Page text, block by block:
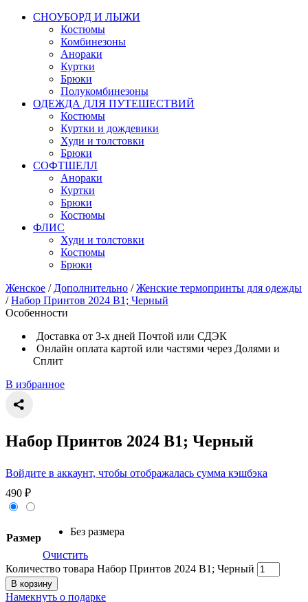
СНОУБОРД И ЛЫЖИ
Костюмы
Комбинезоны
Анораки
Куртки
Брюки
Полукомбинезоны
ОДЕЖДА ДЛЯ ПУТЕШЕСТВИЙ
Костюмы
Куртки и дождевики
Худи и толстовки
Брюки
СОФТШЕЛЛ
Анораки
Куртки
Брюки
Костюмы
ФЛИС
Худи и толстовки
Костюмы
Брюки
Женское / Дополнительно / Женские термопринты для одежды
/ Набор Принтов 2024 В1; Черный
Особенности
Доставка от 3-х дней Почтой или СДЭК
Онлайн оплата картой или частями через Долями и
Сплит
В избранное
Набор Принтов 2024 В1; Черный
Войдите в аккаунт, чтобы отображалась сумма кэшбэка
490 ₽
Размер
Без размера
Очистить
Количество товара Набор Принтов 2024 В1; Черный
В корзину
Намекнуть о подарке